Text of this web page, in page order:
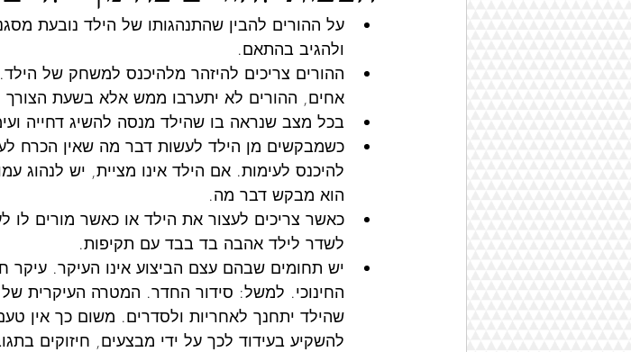
עיצוב התנהגות בכיתה: פרק ב'
הדרכת מורים:
לילד
על ההורים להבין שהתנהגותו של הילד נובעת
ולהגיב בהתאם.
ההורים צריכים להיזהר מלהיכנס למשחק של
אחים, ההורים לא יתערבו ממש אלא בשעת הצורך
בכל מצב שנראה בו שהילד מנסה להשיג דחייה
כשמבקשים מן הילד לעשות דבר מה שאין הכרח
להיכנס לעימות. אם הילד אינו מציית, יש לנהוג
הוא מבקש דבר מה.
כאשר צריכים לעצור את הילד או כאשר מורים
לשדר לילד אהבה בד בבד עם תקיפות.
יש תחומים שבהם עצם הביצוע אינו העיקר. עיקר
החינוכי. למשל: סידור החדר. המטרה העיקרית
שהילד יתחנך לאחריות ולסדרים. משום כך אין
להשקיע בעידוד לכך על ידי מבצעים, חיזוקים